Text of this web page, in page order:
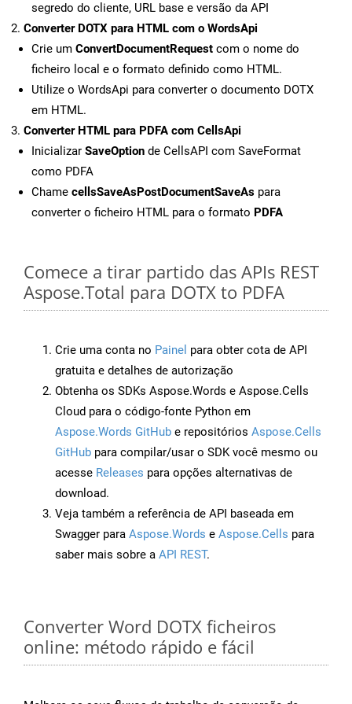
segredo do cliente, URL base e versão da API
Converter DOTX para HTML com o WordsApi
Crie um ConvertDocumentRequest com o nome do
ficheiro local e o formato definido como HTML.
Utilize o WordsApi para converter o documento DOTX
em HTML.
Converter HTML para PDFA com CellsApi
Inicializar SaveOption de CellsAPI com SaveFormat
como PDFA
Chame cellsSaveAsPostDocumentSaveAs para
converter o ficheiro HTML para o formato PDFA
Comece a tirar partido das APIs REST
Aspose.Total para DOTX to PDFA
Crie uma conta no Painel para obter cota de API
gratuita e detalhes de autorização
Obtenha os SDKs Aspose.Words e Aspose.Cells
Cloud para o código-fonte Python em
Aspose.Words GitHub e repositórios Aspose.Cells
GitHub para compilar/usar o SDK você mesmo ou
acesse Releases para opções alternativas de
download.
Veja também a referência de API baseada em
Swagger para Aspose.Words e Aspose.Cells para
saber mais sobre a API REST.
Converter Word DOTX ficheiros
online: método rápido e fácil